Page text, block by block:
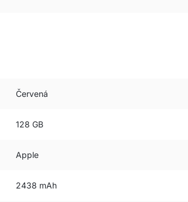
Červená
128 GB
Apple
2438 mAh